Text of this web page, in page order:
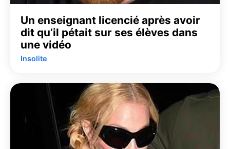
Un enseignant licencié après avoir
dit qu’il pétait sur ses élèves dans
une vidéo
Insolite